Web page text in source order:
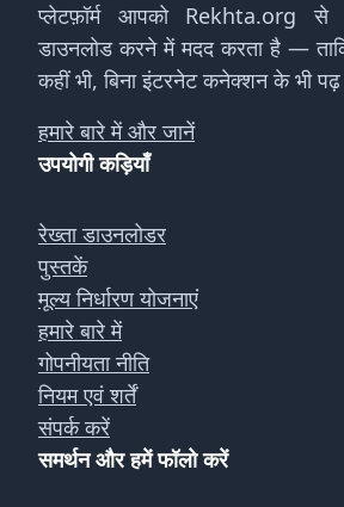
प्लेटफ़ॉर्म आपको Rekhta.org से
डाउनलोड करने में मदद करता है —
कहीं भी, बिना इंटरनेट कनेक्शन के भी
हमारे बारे में और जानें
उपयोगी कड़ियाँ
रेख्ता डाउनलोडर
पुस्तकें
मूल्य निर्धारण योजनाएं
हमारे बारे में
गोपनीयता नीति
नियम एवं शर्तें
संपर्क करें
समर्थन और हमें फॉलो करें